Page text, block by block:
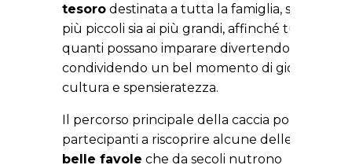
tesoro destinata a tutta la famiglia, sia ai
più piccoli sia ai più grandi, affinché tutti
quanti possano imparare divertendosi,
condividendo un bel momento di gioco tra
cultura e spensieratezza.
Il percorso principale della caccia porterà i
partecipanti a riscoprire alcune delle
belle favole che da secoli nutrono